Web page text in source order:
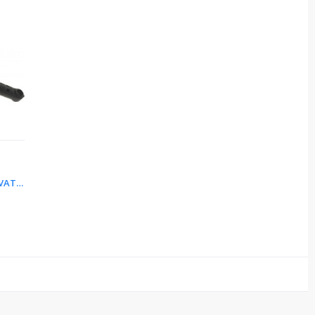
AMMORTIZZATORE LAVATRICE...